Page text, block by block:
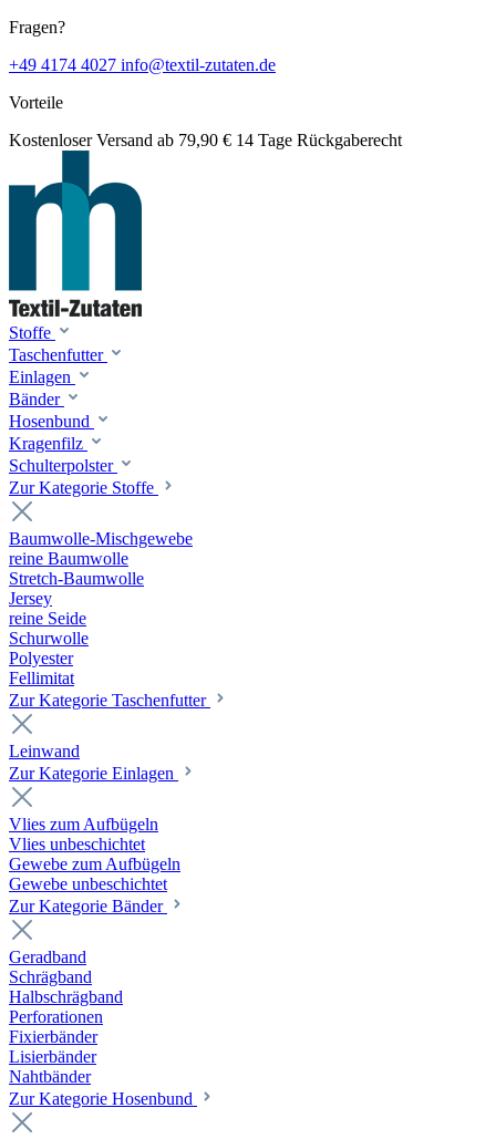
Fragen?
+49 4174 4027 info@textil-zutaten.de
Vorteile
Kostenloser Versand ab 79,90 € 14 Tage Rückgaberecht
Stoffe
Taschenfutter
Einlagen
Bänder
Hosenbund
Kragenfilz
Schulterpolster
Zur Kategorie Stoffe
Baumwolle-Mischgewebe
reine Baumwolle
Stretch-Baumwolle
Jersey
reine Seide
Schurwolle
Polyester
Fellimitat
Zur Kategorie Taschenfutter
Leinwand
Zur Kategorie Einlagen
Vlies zum Aufbügeln
Vlies unbeschichtet
Gewebe zum Aufbügeln
Gewebe unbeschichtet
Zur Kategorie Bänder
Geradband
Schrägband
Halbschrägband
Perforationen
Fixierbänder
Lisierbänder
Nahtbänder
Zur Kategorie Hosenbund